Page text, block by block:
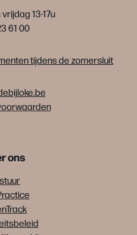
13-17u
61 00
tijdens de zomersluit
ons